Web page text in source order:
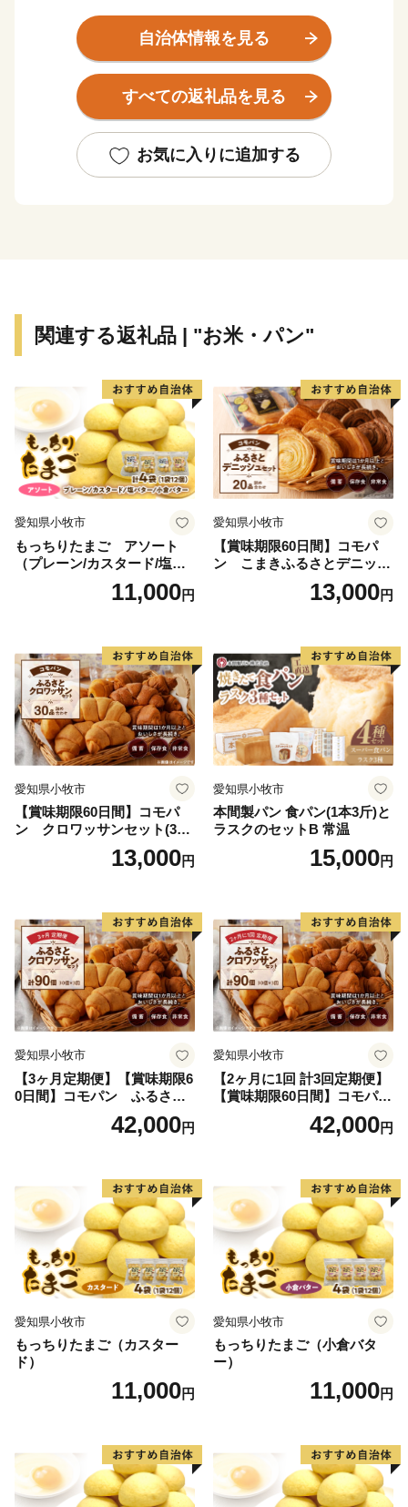
東海道新幹線岐阜羽島駅、名神高速道路岐阜羽島インタ
ーチェンジを併せ持つ「岐阜県の表玄関」羽島市は、こ
のような自然豊かな地で、交通の要衝としても大きく発
展しています。
く、注目される都市の一つとして数えられています。
自治体情報を見る
すべての返礼品を見る
お気に入りに追加する
関連する返礼品 | "お米・パン"
愛知県小牧市
もっちりたまご アソート
（プレーン/カスタード/塩バ
ター/小倉バター）11,000円
愛知県小牧市
【賞味期限60日間】コモパ
ン こまきふるさとデニッシ
ュセット（20個入り）／災害
用備蓄 保存食 非常食 防災グ
13,000円
愛知県小牧市
【賞味期限60日間】コモパ
ン クロワッサンセット(30
個入り)／災害用備蓄 保存食
非常食 防災グッズにも
13,000円
愛知県小牧市
本間製パン 食パン(1本3斤)と
ラスクのセットB 常温
15,000円
愛知県小牧市
【3ヶ月定期便】【賞味期限6
0日間】コモパン ふるさと
クロワッサンセット（計90
個）／災害用備蓄 保存食 非
42,000円
愛知県小牧市
【2ヶ月に1回 計3回定期便】
【賞味期限60日間】コモパ
ン ふるさとクロワッサンセ
ット（計90個）／災害用備蓄
42,000円
愛知県小牧市
もっちりたまご（カスター
ド）
11,000円
愛知県小牧市
もっちりたまご（小倉バタ
ー）
11,000円